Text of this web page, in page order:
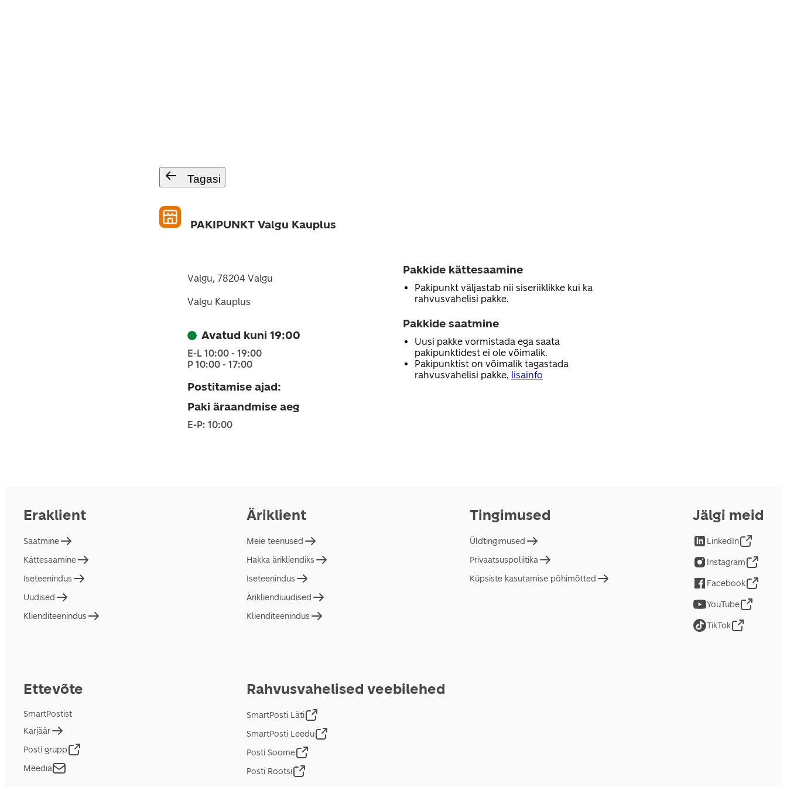
Tagasi
PAKIPUNKT Valgu Kauplus
Valgu, 78204 Valgu
Valgu Kauplus
Avatud kuni 19:00
E-L 10:00 - 19:00
P 10:00 - 17:00
Postitamise ajad:
Paki äraandmise aeg
E-P: 10:00
Pakkide kättesaamine
Pakipunkt väljastab nii siseriiklikke kui ka
rahvusvahelisi pakke.
Pakkide saatmine
Uusi pakke vormistada ega saata
pakipunktidest ei ole võimalik.
Pakipunktist on võimalik tagastada
rahvusvahelisi pakke, lisainfo
Eraklient
Saatmine
Kättesaamine
Iseteenindus
Uudised
Klienditeenindus
Äriklient
Meie teenused
Hakka ärikliendiks
Iseteenindus
Ärikliendiuudised
Klienditeenindus
Tingimused
Üldtingimused
Privaatsuspoliitika
Küpsiste kasutamise põhimõtted
Ettevõte
SmartPostist
Karjäär
Posti grupp
Meedia
Rahvusvahelised veebilehed
SmartPosti Läti
SmartPosti Leedu
Posti Soome
Posti Rootsi
Jälgi meid
LinkedIn
Instagram
Facebook
YouTube
TikTok